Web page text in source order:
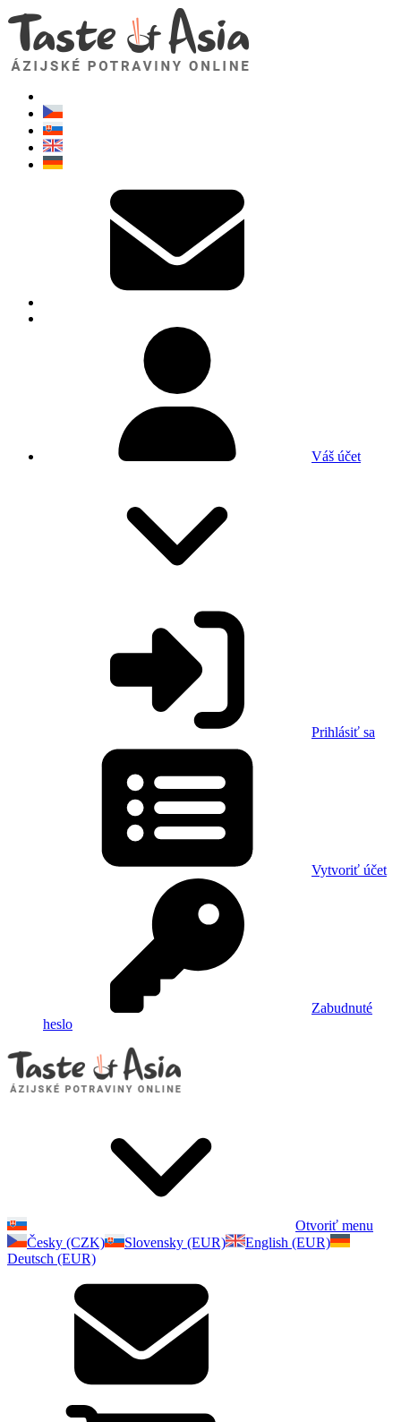
Váš účet
Prihlásiť sa
Vytvoriť účet
Zabudnuté
heslo
Otvoriť menu
Česky (CZK)
Slovensky (EUR)
English (EUR)
Deutsch (EUR)
TasteOfAsia.sk
Neváhajte sa opýtať. Som tu pre vás!